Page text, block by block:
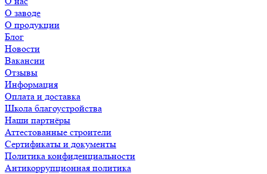
О заводе
О продукции
Блог
Новости
Вакансии
Отзывы
Информация
Оплата и доставка
Школа благоустройства
Наши партнёры
Аттестованные строители
Сертификаты и документы
Политика конфиденциальности
Антикоррупционная политика